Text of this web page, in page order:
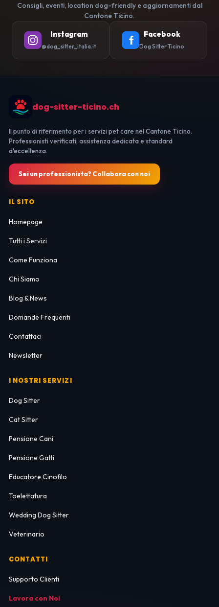
Consigli, eventi, location dog-friendly e aggiornamenti dal
Cantone Ticino.
Instagram
@dog_sitter_italia.it
Facebook
Dog Sitter Ticino
dog-sitter-ticino.ch
Il punto di riferimento per i servizi pet care nel Cantone Ticino.
Professionisti verificati, assistenza dedicata e standard
d'eccellenza.
Sei un professionista? Collabora con noi
IL SITO
Homepage
Tutti i Servizi
Come Funziona
Chi Siamo
Blog & News
Domande Frequenti
Contattaci
Newsletter
I NOSTRI SERVIZI
Dog Sitter
Cat Sitter
Pensione Cani
Pensione Gatti
Educatore Cinofilo
Toelettatura
Wedding Dog Sitter
Veterinario
CONTATTI
Supporto Clienti
Lavora con Noi